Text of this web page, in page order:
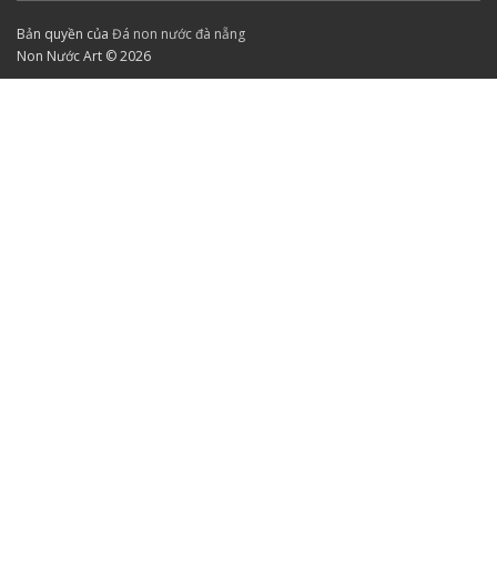
Bản quyền của Đá non nước đà nẵng
Non Nước Art © 2026